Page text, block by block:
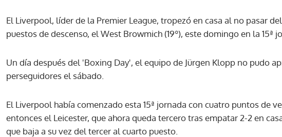
El Liverpool, líder de la Premier League, tropezó en casa al no pasar
puestos de descenso, el West Browmich (19º), este domingo en la 15ª
Un día después del 'Boxing Day', el equipo de Jürgen Klopp no pudo
perseguidores el sábado.
El Liverpool había comenzado esta 15ª jornada con cuatro puntos de
entonces el Leicester, que ahora queda tercero tras empatar 2-2 en
que baja a su vez del tercer al cuarto puesto.